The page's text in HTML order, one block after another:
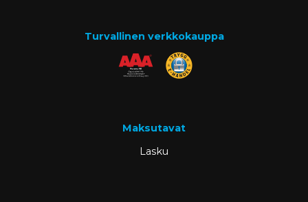
Turvallinen verkkokauppa
Maksutavat
Lasku